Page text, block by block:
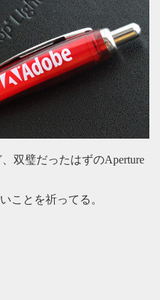
双璧だったはずのAperture
ことを祈ってる。